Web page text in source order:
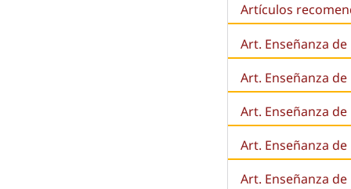
Artículos
Art. Enseñanza
Art. Enseñanza
Art. Enseñanza de
Art. Enseñanza de
Art. Enseñanza